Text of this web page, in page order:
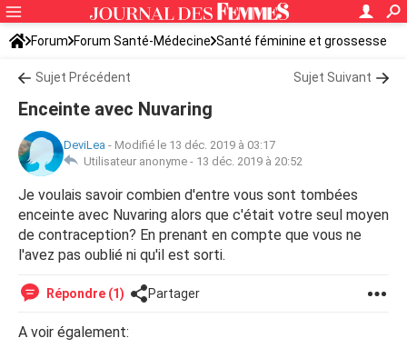
Forum Forum Santé-Médecine Santé féminine et grossesse
Sujet Précédent Sujet Suivant
Enceinte avec Nuvaring
DeviLea - Modifié le 13 déc. 2019 à 03:17
Utilisateur anonyme - 13 déc. 2019 à 20:52
Je voulais savoir combien d'entre vous sont tombées
enceinte avec Nuvaring alors que c'était votre seul moyen
de contraception? En prenant en compte que vous ne
l'avez pas oublié ni qu'il est sorti.
Répondre (1) Partager
A voir également: